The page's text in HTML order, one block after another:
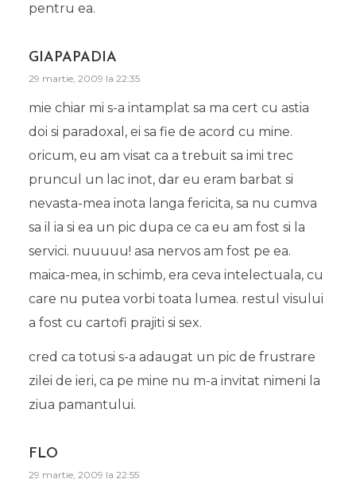
pentru ea.
GIAPAPADIA
29 martie, 2009 la 22:35
mie chiar mi s-a intamplat sa ma cert cu astia
doi si paradoxal, ei sa fie de acord cu mine.
oricum, eu am visat ca a trebuit sa imi trec
pruncul un lac inot, dar eu eram barbat si
nevasta-mea inota langa fericita, sa nu cumva
sa il ia si ea un pic dupa ce ca eu am fost si la
servici. nuuuuu! asa nervos am fost pe ea.
maica-mea, in schimb, era ceva intelectuala, cu
care nu putea vorbi toata lumea. restul visului
a fost cu cartofi prajiti si sex.
cred ca totusi s-a adaugat un pic de frustrare
zilei de ieri, ca pe mine nu m-a invitat nimeni la
ziua pamantului.
FLO
29 martie, 2009 la 22:55